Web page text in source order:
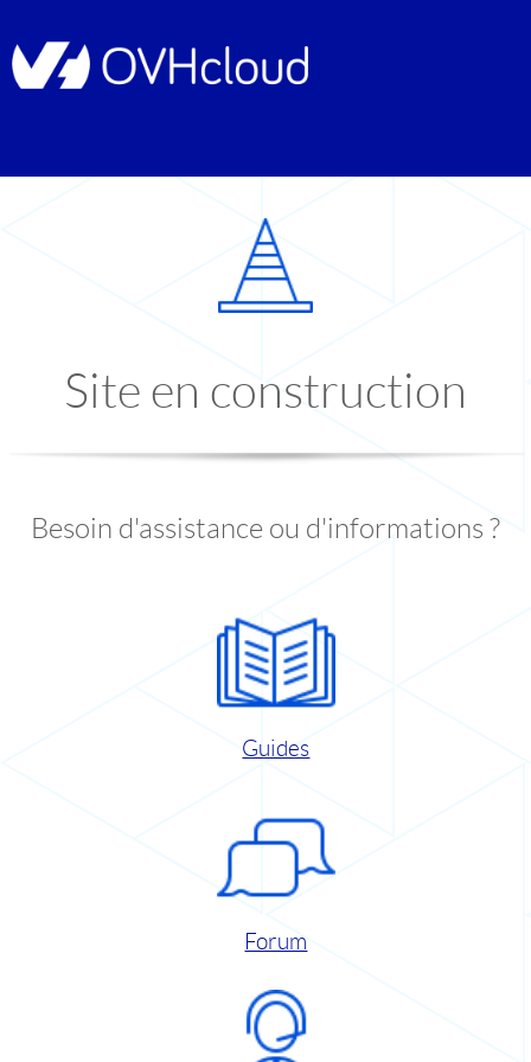
Site en construction
Besoin d'assistance ou d'informations ?
Guides
Forum